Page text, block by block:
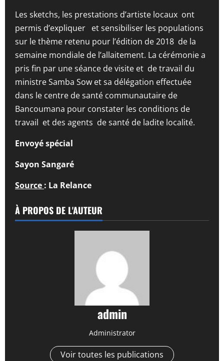
Les sketchs, les prestations d’artiste locaux ont
permis d’expliquer et sensibiliser les populations
sur le thème retenu pour l’édition de 2018 de la
semaine mondiale de l’allaitement. La cérémonie a
pris fin par une séance de visite et de travail du
ministre Samba Sow et sa délégation effectuée
dans le centre de santé communautaire de
Bancoumana pour constater les conditions de
travail et des agents de santé de ladite localité.
Envoyé spécial
Sayon Sangaré
Source : La Relance
À PROPOS DE L'AUTEUR
admin
Administrator
Voir toutes les publications